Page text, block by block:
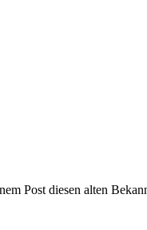
Post diesen alten